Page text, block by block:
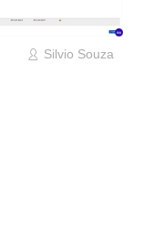
Silvio Souza